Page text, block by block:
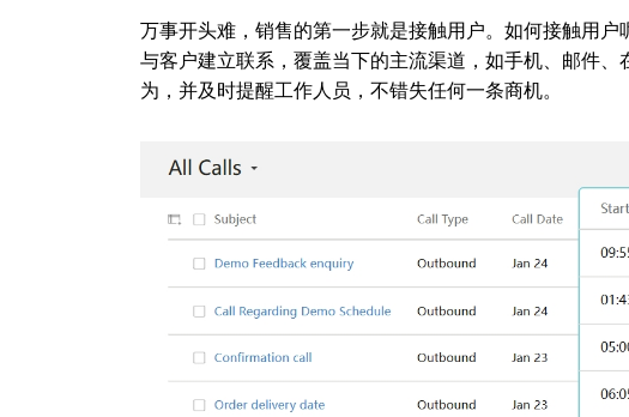
万事开头难，销售的第一步就是接触用户。如何接触用
与客户建立联系，覆盖当下的主流渠道，如手机、邮件
为，并及时提醒工作人员，不错失任何一条商机。